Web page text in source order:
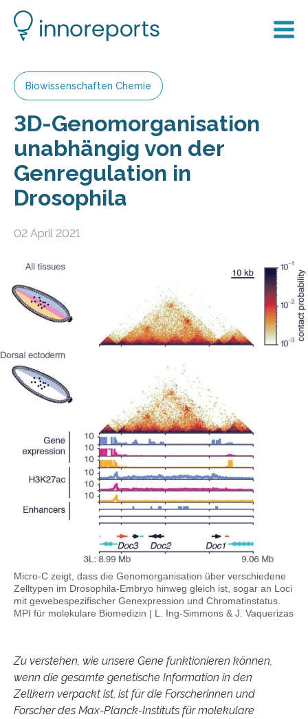
Biowissenschaften Chemie
3D-Genomorganisation
unabhängig von der
Genregulation in
Drosophila
02 April 2021
Micro-C zeigt, dass die Genomorganisation über verschiedene
Zelltypen im Drosophila-Embryo hinweg gleich ist, sogar an Loci
mit gewebespezifischer Genexpression und Chromatinstatus.
MPI für molekulare Biomedizin | L. Ing-Simmons & J. Vaquerizas
Zu verstehen, wie unsere Gene funktionieren können,
wenn die gesamte genetische Information in den
Zellkern verpackt ist, ist für die Forscherinnen und
Forscher des Max-Planck-Instituts für molekulare